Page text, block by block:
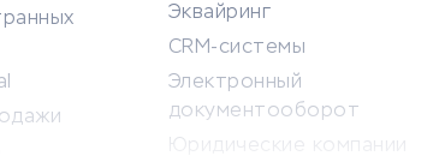
Эквайринг
CRM-системы
Электронный
документооборот
Юридические компании